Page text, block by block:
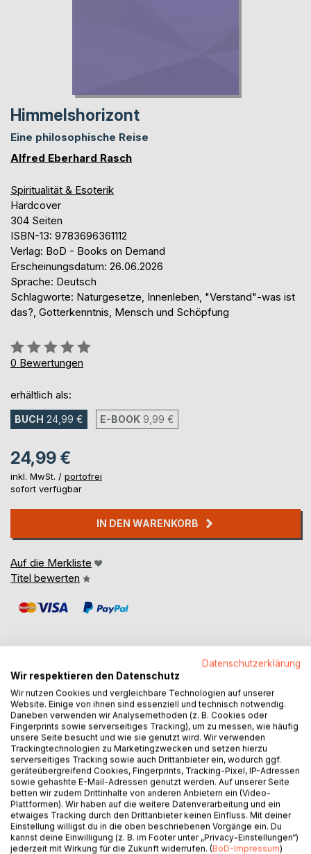
Himmelshorizont
Eine philosophische Reise
Alfred Eberhard Rasch
Spiritualität & Esoterik
Hardcover
304 Seiten
ISBN-13: 9783696361112
Verlag: BoD - Books on Demand
Erscheinungsdatum: 26.06.2026
Sprache: Deutsch
Schlagworte: Naturgesetze, Innenleben, "Verstand"-was ist
das?, Gotterkenntnis, Mensch und Schöpfung
Bewertung::
0%
0 Bewertungen
erhältlich als:
BUCH 24,99 € E-BOOK 9,99 €
24,99 €
inkl. MwSt. / portofrei
sofort verfügbar
IN DEN WARENKORB
Auf die Merkliste
Titel bewerten
BESCHREIBUNG
"HImmelshorizont" steht als Bezeichnung für den
entsprechenden Buchinhalt, bei dem der Mensch als
geschaffenes Wesen auf die "Gottesfrage" keine Antwort
findet. Sein Verstand kann ihn nicht mehr weiterhelfen und
die Phantasie schafft keine realistische Übersicht. Was
bleibt sind "Fragen", und es wurde seit jeher philosophisch
versucht, sie zu beantworten. Da nützt auch kein blinder
Glaube und keine Wissenschaft, aber wie kann die
"Gottesfrage" beantwortet werden?
Datenschutzerklärung
Wir respektieren den Datenschutz
Wir nutzen Cookies und vergleichbare Technologien auf unserer
Website. Einige von ihnen sind essenziell und technisch notwendig.
Daneben verwenden wir Analysemethoden (z. B. Cookies oder
Fingerprints sowie serverseitiges Tracking), um zu messen, wie häufig
unsere Seite besucht und wie sie genutzt wird. Wir verwenden
Trackingtechnologien zu Marketingzwecken und setzen hierzu
serverseitiges Tracking sowie auch Drittanbieter ein, wodurch ggf.
geräteübergreifend Cookies, Fingerprints, Tracking-Pixel, IP-Adressen
sowie gehashte E-Mail-Adressen genutzt werden. Auf unserer Seite
betten wir zudem Drittinhalte von anderen Anbietern ein (Video-
Plattformen). Wir haben auf die weitere Datenverarbeitung und ein
etwaiges Tracking durch den Drittanbieter keinen Einfluss. Mit deiner
Einstellung willigst du in die oben beschriebenen Vorgänge ein. Du
kannst deine Einwilligung (z. B. im Footer unter „Privacy-Einstellungen“)
jederzeit mit Wirkung für die Zukunft widerrufen. (BoD-Impressum)